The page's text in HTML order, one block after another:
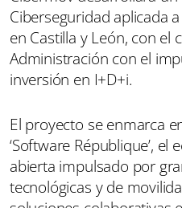
Ciberseguridad aplicada
en Castilla y León, con el
Administración con el
inversión en I+D+i.
El proyecto se enmarca
‘Software République’,
abierta impulsado por
tecnológicas y de